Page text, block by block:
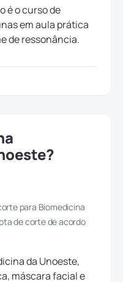
para Biomedicina
de corte de acordo